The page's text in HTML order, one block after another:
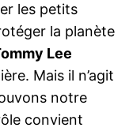
les petits
la planète
Lee
Mais il n’agit
notre
convient